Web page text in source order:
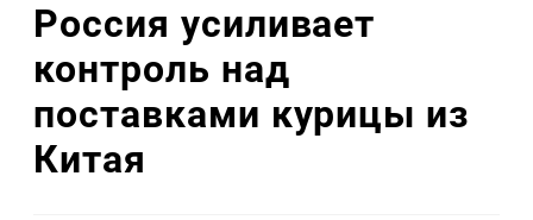
Россия усиливает
контроль над
поставками курицы из
Китая